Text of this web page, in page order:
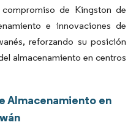
de Kingston de
e innovaciones de
reforzando su posición
almacenamiento en centros
Almacenamiento en